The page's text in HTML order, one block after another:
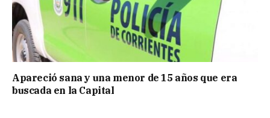
Apareció sana y una menor de 15 años que era
buscada en la Capital